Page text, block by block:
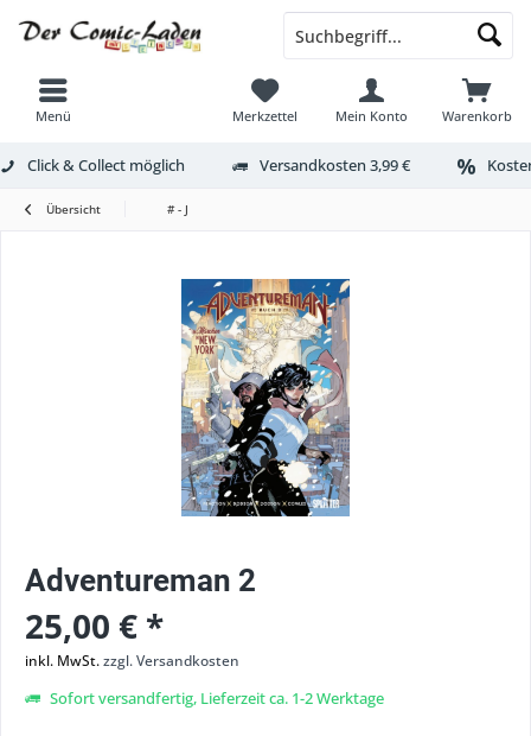
Menü Warenkorb
Merkzettel Mein Konto
Click & Collect möglich Versandkosten 3,99 €
Übersicht # - J
Adventureman 2
25,00 € *
inkl. MwSt.zzgl. Versandkosten
Sofort versandfertig, Lieferzeit ca. 1-2 Werktage